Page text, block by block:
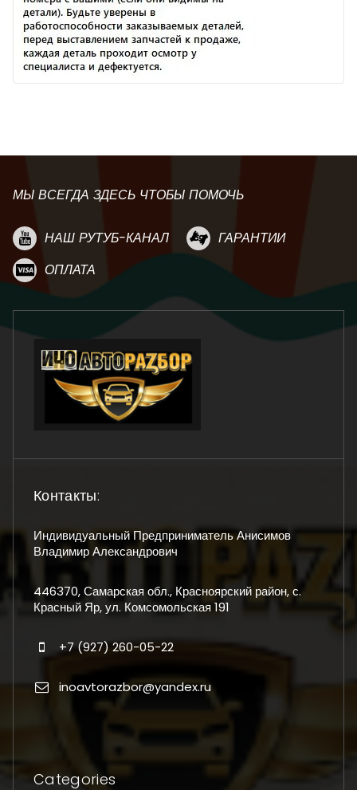
МЫ ВСЕГДА ЗДЕСЬ ЧТОБЫ ПОМОЧЬ
НАШ РУТУБ-КАНАЛ
ГАРАНТИИ
ОПЛАТА
Контакты:
Индивидуальный Предприниматель Анисимов
Владимир Александрович
446370, Самарская обл., Красноярский район, с.
Красный Яр, ул. Комсомольская 191
+7 (927) 260-05-22
inoavtorazbor@yandex.ru
Categories